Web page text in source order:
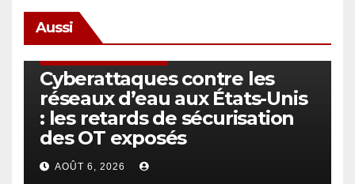
Aussi
Cyberattaques contre les
réseaux d’eau aux États-Unis
: les retards de sécurisation
des OT exposés
AOÛT 6, 2026